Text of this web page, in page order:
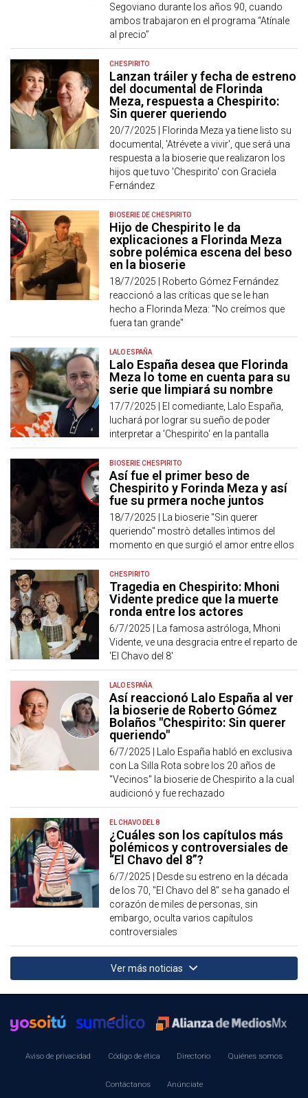
Segoviano durante los años 90, cuando
ambos trabajaron en el programa “Atínale
al precio”
CHESPIRITO
Lanzan tráiler y fecha de estreno
del documental de Florinda
Meza, respuesta a Chespirito:
Sin querer queriendo
20/7/2025 | Florinda Meza ya tiene listo su
documental, 'Atrévete a vivir', que será una
respuesta a la bioserie que realizaron los
hijos que tuvo 'Chespirito' con Graciela
Fernández
BIOSERIE DE CHESPIRITO
Hijo de Chespirito le da
explicaciones a Florinda Meza
sobre polémica escena del beso
en la bioserie
18/7/2025 | Roberto Gómez Fernández
reaccionó a las críticas que se le han
hecho a Florinda Meza: "No creímos que
fuera tan grande"
LALO ESPAÑA
Lalo España desea que Florinda
Meza lo tome en cuenta para su
serie que limpiará su nombre
17/7/2025 | El comediante, Lalo España,
luchará por lograr su sueño de poder
interpretar a 'Chespirito' en la pantalla
BIOSERIE CHESPIRITO
Así fue el primer beso de
Chespirito y Forinda Meza y así
fue su prmera noche juntos
18/7/2025 | La bioserie "Sin querer
queriendo" mostrò detalles ìntimos del
momento en que surgió el amor entre ellos
CHESPIRITO
Tragedia en Chespirito: Mhoni
Vidente predice que la muerte
ronda entre los actores
6/7/2025 | La famosa astróloga, Mhoni
Vidente, ve una desgracia entre el reparto de
'El Chavo del 8'
LALO ESPAÑA
Así reaccionó Lalo España al ver
la bioserie de Roberto Gómez
Bolaños "Chespirito: Sin querer
queriendo"
6/7/2025 | Lalo España habló en exclusiva
con La Silla Rota sobre los 20 años de
"Vecinos" la bioserie de Chespirito a la cual
audicionó y fue rechazado
EL CHAVO DEL 8
¿Cuáles son los capítulos más
polémicos y controversiales de
“El Chavo del 8”?
6/7/2025 | Desde su estreno en la década
de los 70, "El Chavo del 8" se ha ganado el
corazón de miles de personas, sin
embargo, oculta varios capítulos
controversiales
Ver más noticias
Aviso de privacidad Código de ética Directorio Quiénes somos
Contáctanos Anúnciate